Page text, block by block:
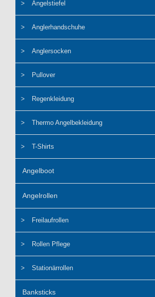
Angelstiefel
Anglerhandschuhe
Anglersocken
Pullover
Regenkleidung
Thermo Angelbekleidung
T-Shirts
Angelboot
Angelrollen
Freilaufrollen
Rollen Pflege
Stationärrollen
Banksticks